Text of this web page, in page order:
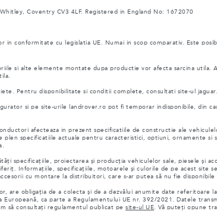
Coventry CV3 4LF. Registered in England No: 1672070
conformitate cu legislatia UE. Numai in scop comparativ. Este
si alte elemente montate dupa productie vor afecta sarcina utila.
Pentru disponibilitate si conditii complete, consultati site-ul
si pe site-urile landrover.ro pot fi temporar indisponibile,
afecteaza in prezent specificatiile de constructie ale
specificatiile actuale pentru caracteristici, optiuni, ornamente
specificațiile, proiectarea și producția vehiculelor sale, piesele și
Informațiile, specificațiile, motoarele și culorile de pe acest site
cu montare la distribuitori, care s-ar putea să nu fie
are obligația de a colecta și de a dezvălui anumite date
ca parte a Regulamentului UE nr. 392/2021. Datele
să consultați regulamentul publicat pe site-ul UE . Vă puteți opune